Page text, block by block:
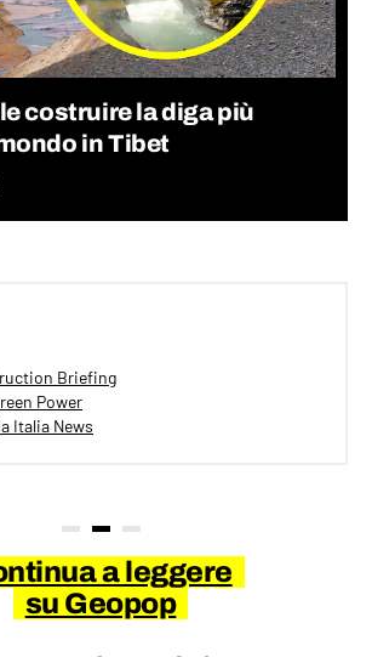
costruire la diga più
in Tibet
Briefing
Power
Italia News
a leggere
su Geopop